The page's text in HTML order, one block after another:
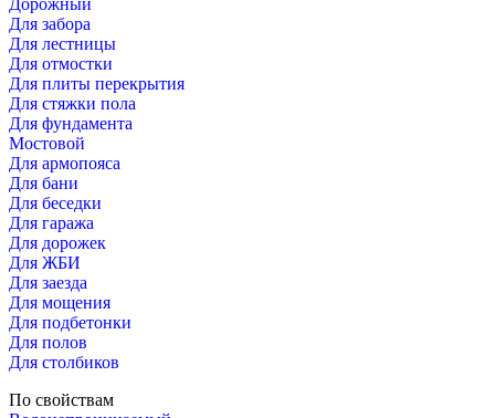
Дорожный
Для забора
Для лестницы
Для отмостки
Для плиты перекрытия
Для стяжки пола
Для фундамента
Мостовой
Для армопояса
Для бани
Для беседки
Для гаража
Для дорожек
Для ЖБИ
Для заезда
Для мощения
Для подбетонки
Для полов
Для столбиков
По свойствам